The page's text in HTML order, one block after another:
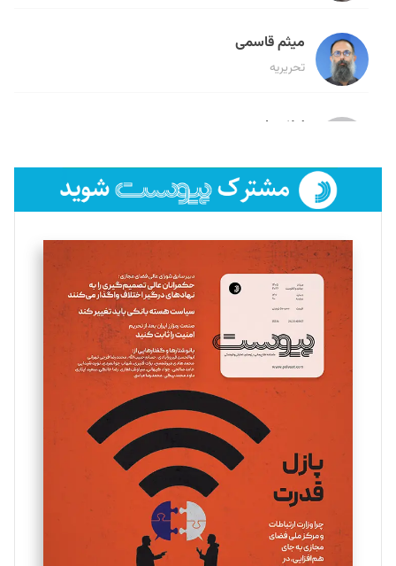
میثم قاسمی
تحریریه
لیلا حنارود
فائزه فتحی رستمی
تحریریه
سروش کرمیان
تحریریه
مینا پاکدل
یسنا امان‌پور
تحریریه
ملینا جعفری